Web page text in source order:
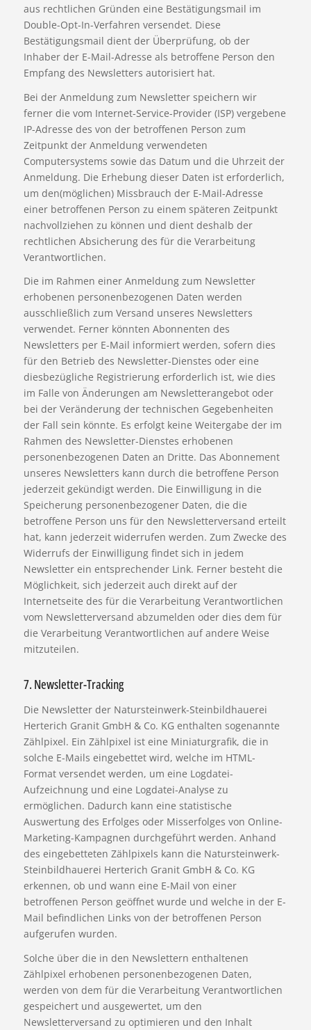
aus rechtlichen Gründen eine Bestätigungsmail im
Double-Opt-In-Verfahren versendet. Diese
Bestätigungsmail dient der Überprüfung, ob der
Inhaber der E-Mail-Adresse als betroffene Person den
Empfang des Newsletters autorisiert hat.
Bei der Anmeldung zum Newsletter speichern wir
ferner die vom Internet-Service-Provider (ISP) vergebene
IP-Adresse des von der betroffenen Person zum
Zeitpunkt der Anmeldung verwendeten
Computersystems sowie das Datum und die Uhrzeit der
Anmeldung. Die Erhebung dieser Daten ist erforderlich,
um den(möglichen) Missbrauch der E-Mail-Adresse
einer betroffenen Person zu einem späteren Zeitpunkt
nachvollziehen zu können und dient deshalb der
rechtlichen Absicherung des für die Verarbeitung
Verantwortlichen.
Die im Rahmen einer Anmeldung zum Newsletter
erhobenen personenbezogenen Daten werden
ausschließlich zum Versand unseres Newsletters
verwendet. Ferner könnten Abonnenten des
Newsletters per E-Mail informiert werden, sofern dies
für den Betrieb des Newsletter-Dienstes oder eine
diesbezügliche Registrierung erforderlich ist, wie dies
im Falle von Änderungen am Newsletterangebot oder
bei der Veränderung der technischen Gegebenheiten
der Fall sein könnte. Es erfolgt keine Weitergabe der im
Rahmen des Newsletter-Dienstes erhobenen
personenbezogenen Daten an Dritte. Das Abonnement
unseres Newsletters kann durch die betroffene Person
jederzeit gekündigt werden. Die Einwilligung in die
Speicherung personenbezogener Daten, die die
betroffene Person uns für den Newsletterversand erteilt
hat, kann jederzeit widerrufen werden. Zum Zwecke des
Widerrufs der Einwilligung findet sich in jedem
Newsletter ein entsprechender Link. Ferner besteht die
Möglichkeit, sich jederzeit auch direkt auf der
Internetseite des für die Verarbeitung Verantwortlichen
vom Newsletterversand abzumelden oder dies dem für
die Verarbeitung Verantwortlichen auf andere Weise
mitzuteilen.
7. Newsletter-Tracking
Die Newsletter der Natursteinwerk-Steinbildhauerei
Herterich Granit GmbH & Co. KG enthalten sogenannte
Zählpixel. Ein Zählpixel ist eine Miniaturgrafik, die in
solche E-Mails eingebettet wird, welche im HTML-
Format versendet werden, um eine Logdatei-
Aufzeichnung und eine Logdatei-Analyse zu
ermöglichen. Dadurch kann eine statistische
Auswertung des Erfolges oder Misserfolges von Online-
Marketing-Kampagnen durchgeführt werden. Anhand
des eingebetteten Zählpixels kann die Natursteinwerk-
Steinbildhauerei Herterich Granit GmbH & Co. KG
erkennen, ob und wann eine E-Mail von einer
betroffenen Person geöffnet wurde und welche in der E-
Mail befindlichen Links von der betroffenen Person
aufgerufen wurden.
Solche über die in den Newslettern enthaltenen
Zählpixel erhobenen personenbezogenen Daten,
werden von dem für die Verarbeitung Verantwortlichen
gespeichert und ausgewertet, um den
Newsletterversand zu optimieren und den Inhalt